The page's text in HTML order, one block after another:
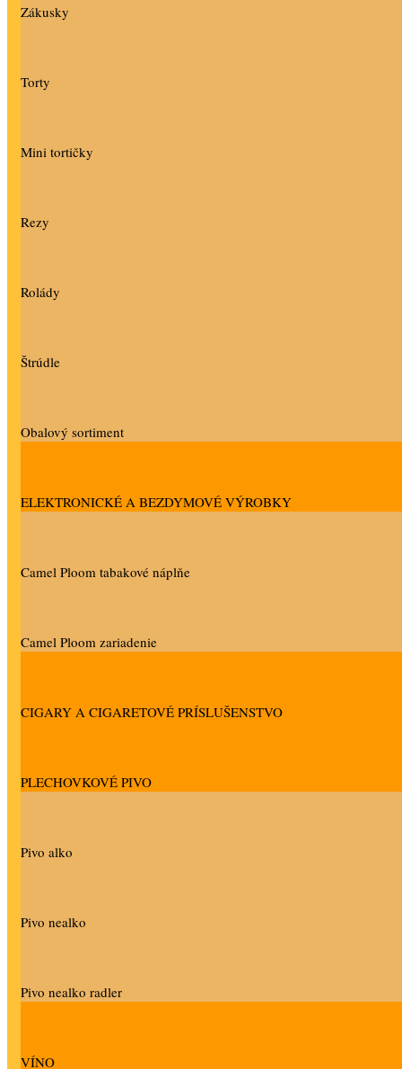
Zákusky
Torty
Mini tortičky
Rezy
Rolády
Štrúdle
Obalový sortiment
ELEKTRONICKÉ A BEZDYMOVÉ VÝROBKY
Camel Ploom tabakové náplňe
Camel Ploom zariadenie
CIGARY A CIGARETOVÉ PRÍSLUŠENSTVO
PLECHOVKOVÉ PIVO
Pivo alko
Pivo nealko
Pivo nealko radler
VÍNO